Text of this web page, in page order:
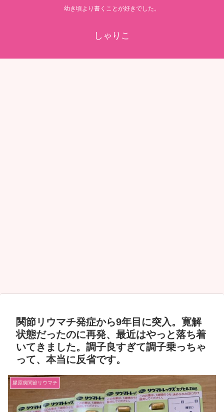
幼き頃より書くことが好きでした。
しゃりこ
関節リウマチ発症から9年目に突入。寛解
状態だったのに再発、最近はやっと落ち着
いてきました。調子良すぎて調子乗っちゃ
って、本当に反省です。
膠原病関節リウマチ